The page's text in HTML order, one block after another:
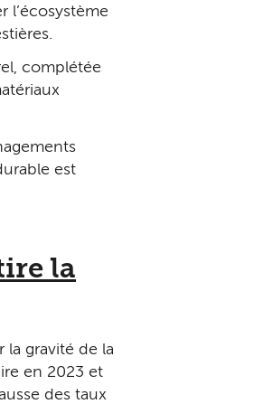
l’écosystème
complétée
est
la
la gravité de la
en 2023 et
des taux